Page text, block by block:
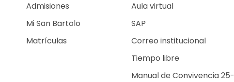
Admisiones
Mi San Bartolo
Matrículas
Aula virtual
SAP
Correo institucional
Tiempo libre
Escuelas de Tiempo
Manual de Convivencia 25-